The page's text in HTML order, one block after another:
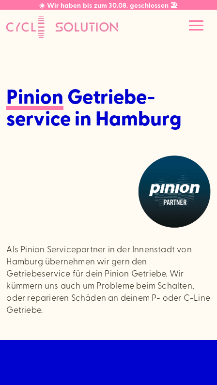
☀️ Wir haben bis zum 30.08. geschlossen 🏖️
PinionGetriebe­
service in Hamburg
Als Pinion Servicepartner in der Innenstadt von
Hamburg übernehmen wir gern den
Getriebeservice für dein Pinion Getriebe. Wir
kümmern uns auch um Probleme beim Schalten,
oder reparieren Schäden an deinem P- oder C-Line
Getriebe.